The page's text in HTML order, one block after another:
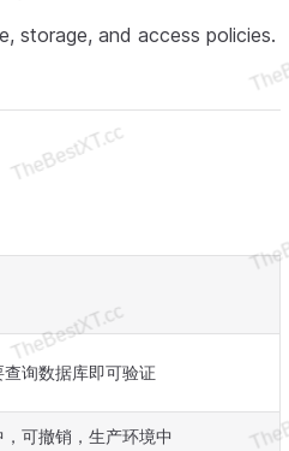
storage, and access policies.
询数据库即可验证
可撤销，生产环境中